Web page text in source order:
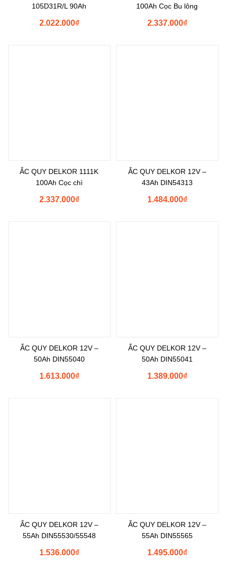
105D31R/L 90Ah
₫
2.022.000
100Ah Cọc Bu lông
₫
2.337.000
ẮC QUY DELKOR 1111K
100Ah Cọc chì
₫
2.337.000
ẮC QUY DELKOR 12V –
43Ah DIN54313
₫
1.484.000
ẮC QUY DELKOR 12V –
50Ah DIN55040
₫
1.613.000
ẮC QUY DELKOR 12V –
50Ah DIN55041
₫
1.389.000
ẮC QUY DELKOR 12V –
55Ah DIN55530/55548
₫
1.536.000
ẮC QUY DELKOR 12V –
55Ah DIN55565
₫
1.495.000